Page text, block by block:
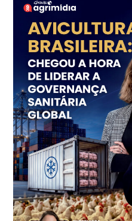
cx
Ovo Vermelho - Regional
Grande São Paulo (SP)
R$ 153,38
cx
Ovo Vermelho - Regional
Vermelho
R$ 156,33
cx
Ovo Branco - Regional
Bastos (SP)
R$ 134,40
cx
Ovo Vermelho - Regional